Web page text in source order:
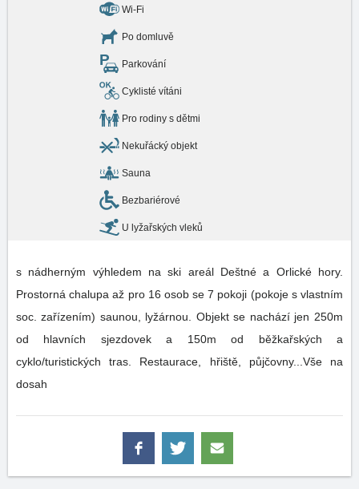
Wi-Fi
Po domluvě
Parkování
Cyklisté vítáni
Pro rodiny s dětmi
Nekuřácký objekt
Sauna
Bezbariérové
U lyžařských vleků
s nádherným výhledem na ski areál Deštné a Orlické hory.
Prostorná chalupa až pro 16 osob se 7 pokoji (pokoje s vlastním
soc. zařízením) saunou, lyžárnou. Objekt se nachází jen 250m
od hlavních sjezdovek a 150m od běžkařských a
cyklo/turistických tras. Restaurace, hřiště, půjčovny...Vše na
dosah